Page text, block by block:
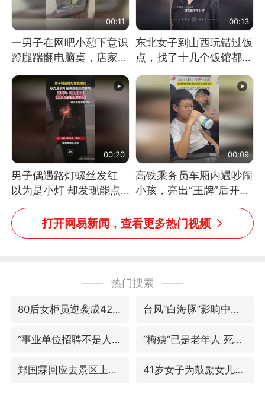
00:11
一男子在网吧小憩下意识
蹬腿踹翻电脑桌，店家3
台显示器与机械臂损坏
00:13
东北女子到山西玩错过饭
点，找了十几个饭馆都没
开门：午休到几点
00:20
男子偶遇路灯螺丝发红
以为是小灯 却发现能点
燃香烟 当事人：已报警
处理
00:09
高铁乘务员车厢内遇吵闹
小孩，亮出“王牌”后开启
一键静音
打开网易新闻，查看更多热门视频
热门搜索
80后女柜员逆袭成4200亿银行副行长 台风“白海豚”影响中国已成定局
“事业单位招聘不是人情买卖” “梅姨”已是老年人 死刑或适用受限
郑国霖回应去景区上班被保安拦下 41岁女子为鼓励女儿考上985研究生